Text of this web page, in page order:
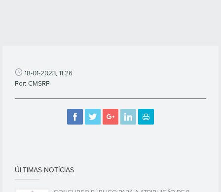
18-01-2023, 11:26
Por: CMSRP
ÚLTIMAS NOTÍCIAS